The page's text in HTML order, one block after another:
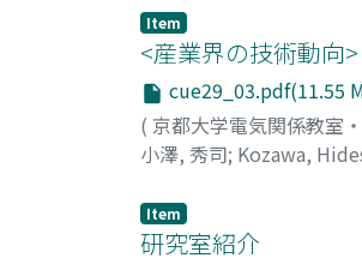
Item
<産業界の技術動向
cue29_03.pdf(11.55
( 京都大学電気関係教室
小澤, 秀司; Kozawa,
Item
研究室紹介